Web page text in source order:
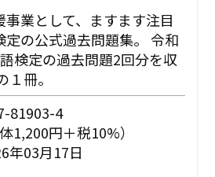
業として、ますます注目
定の公式過去問題集。 令和
検定の過去問題2回分を収
冊。
81903-4
1,200円＋税10%）
年03月17日